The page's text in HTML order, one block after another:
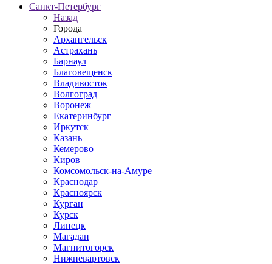
Санкт-Петербург
Назад
Города
Архангельск
Астрахань
Барнаул
Благовещенск
Владивосток
Волгоград
Воронеж
Екатеринбург
Иркутск
Казань
Кемерово
Киров
Комсомольск-на-Амуре
Краснодар
Красноярск
Курган
Курск
Липецк
Магадан
Магнитогорск
Нижневартовск